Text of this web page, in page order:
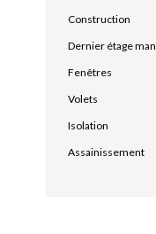
Construction
Dernier étage
Fenêtres
Volets
Isolation
Assainissement